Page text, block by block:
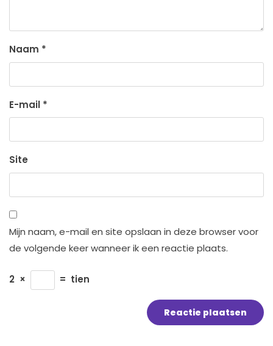
Naam *
E-mail *
Site
Mijn naam, e-mail en site opslaan in deze browser voor
de volgende keer wanneer ik een reactie plaats.
2 × = tien